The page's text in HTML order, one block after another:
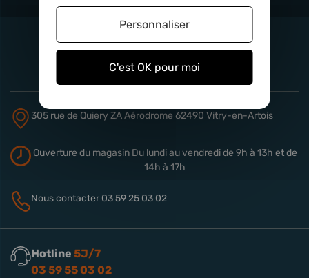
305 rue de Quiery ZA Aérodrome 62490 Vitry-en-Artois
Ouverture du magasinDu lundi au vendredi de 9h à 13h et de
14h à 17h
Nous contacter 03 59 25 03 02
Hotline 5J/7
03 59 55 03 02
C'est OK pour moi
Personnaliser